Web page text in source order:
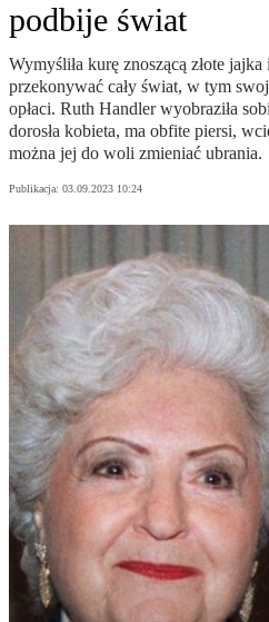
podbije świat
Wymyśliła kurę znoszącą złote
przekonywać cały świat, w tym
opłaci. Ruth Handler wyobraziła
dorosła kobieta, ma obfite piersi,
można jej do woli zmieniać ubrania.
Publikacja: 03.09.2023 10:24